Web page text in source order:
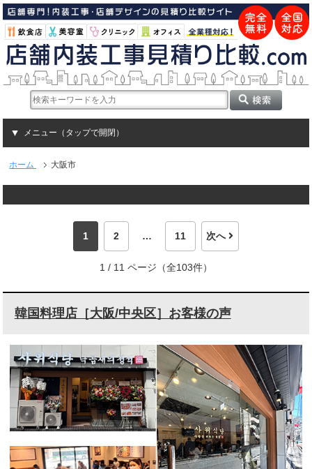
メニュー（タップで開閉）
ホーム 大阪市
1 2 … 11 次へ
1 / 11 ページ（全103件）
韓国料理店［大阪/中央区］お客様の声